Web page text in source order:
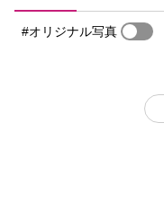
#オリジナル写真